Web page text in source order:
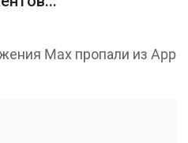
Max пропали из App